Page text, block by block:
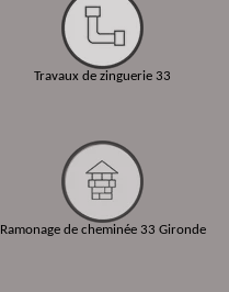
Travaux de zinguerie 33
Ramonage de cheminée 33 Gironde